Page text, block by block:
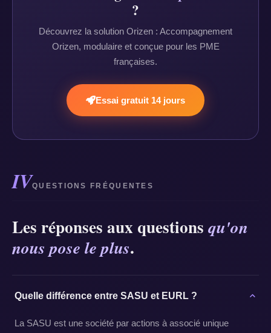
?
Découvrez la solution Orizen : Accompagnement
Orizen, modulaire et conçue pour les PME
françaises.
Essai gratuit 14 jours
IVQUESTIONS FRÉQUENTES
Les réponses aux questions qu'on
nous pose le plus.
Quelle différence entre SASU et EURL ?
La SASU est une société par actions à associé unique